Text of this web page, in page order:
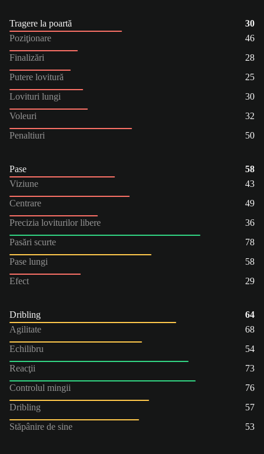
Tragere la poartă
30
Poziţionare
46
Finalizări
28
Putere lovitură
25
Lovituri lungi
30
Voleuri
32
Penaltiuri
50
Pase
58
Viziune
43
Centrare
49
Precizia loviturilor libere
36
Pasări scurte
78
Pase lungi
58
Efect
29
Dribling
64
Agilitate
68
Echilibru
54
Reacţii
73
Controlul mingii
76
Dribling
57
Stăpânire de sine
53